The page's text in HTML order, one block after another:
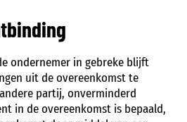
ondernemer in gebreke blijft
uit de overeenkomst te
partij, onverminderd
in de overeenkomst is bepaald,